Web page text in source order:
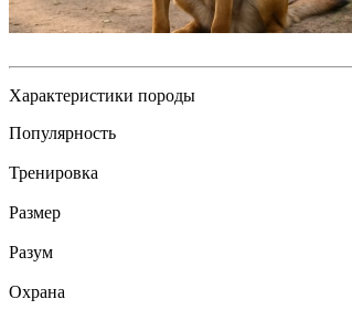
Характеристики породы
Популярность
Тренировка
Размер
Разум
Охрана